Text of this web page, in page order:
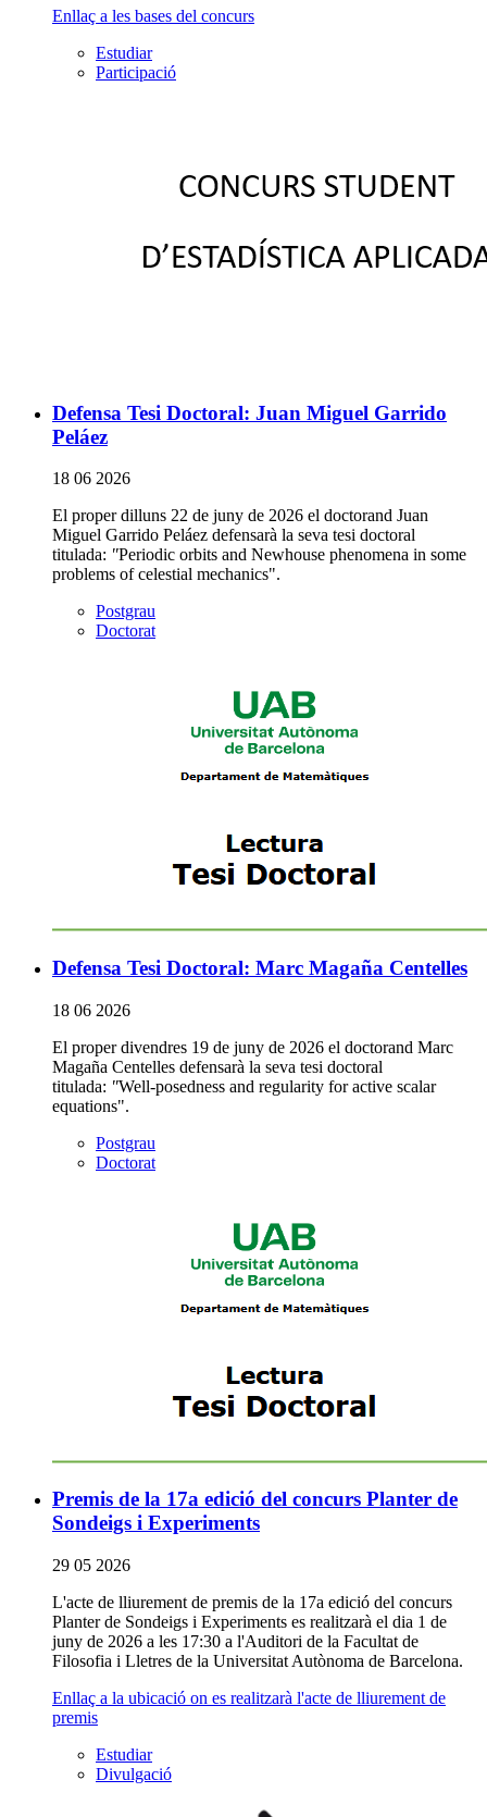
Enllaç a les bases del concurs
Estudiar
Participació
Defensa Tesi Doctoral: Juan Miguel Garrido
Peláez
18 06 2026
El proper dilluns 22 de juny de 2026 el doctorand Juan
Miguel Garrido Peláez defensarà la seva tesi doctoral
titulada: "Periodic orbits and Newhouse phenomena in some
problems of celestial mechanics".
Postgrau
Doctorat
Defensa Tesi Doctoral: Marc Magaña Centelles
18 06 2026
El proper divendres 19 de juny de 2026 el doctorand Marc
Magaña Centelles defensarà la seva tesi doctoral
titulada: "Well-posedness and regularity for active scalar
equations".
Postgrau
Doctorat
Premis de la 17a edició del concurs Planter de
Sondeigs i Experiments
29 05 2026
L'acte de lliurement de premis de la 17a edició del concurs
Planter de Sondeigs i Experiments es realitzarà el dia 1 de
juny de 2026 a les 17:30 a l'Auditori de la Facultat de
Filosofia i Lletres de la Universitat Autònoma de Barcelona.
Enllaç a la ubicació on es realitzarà l'acte de lliurement de
premis
Estudiar
Divulgació